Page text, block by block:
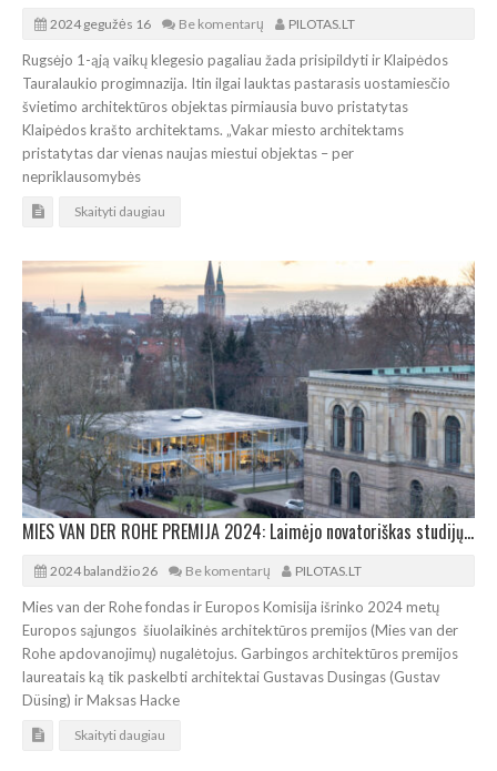
2024 gegužės 16 Be komentarų PILOTAS.LT
Rugsėjo 1-ąją vaikų klegesio pagaliau žada prisipildyti ir Klaipėdos
Tauralaukio progimnazija. Itin ilgai lauktas pastarasis uostamiesčio
švietimo architektūros objektas pirmiausia buvo pristatytas
Klaipėdos krašto architektams. „Vakar miesto architektams
pristatytas dar vienas naujas miestui objektas – per
nepriklausomybės
Skaityti daugiau
MIES VAN DER ROHE PREMIJA 2024: Laimėjo novatoriškas studijų paviljonas Vokietijoje
2024 balandžio 26 Be komentarų PILOTAS.LT
Mies van der Rohe fondas ir Europos Komisija išrinko 2024 metų
Europos sąjungos šiuolaikinės architektūros premijos (Mies van der
Rohe apdovanojimų) nugalėtojus. Garbingos architektūros premijos
laureatais ką tik paskelbti architektai Gustavas Dusingas (Gustav
Düsing) ir Maksas Hacke
Skaityti daugiau